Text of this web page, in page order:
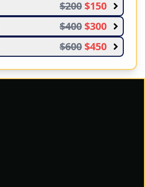
$200 $150
$400 $300
$600 $450